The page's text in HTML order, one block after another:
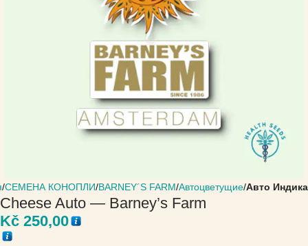
СЕМЕНА КОНОПЛИ BARNEY´S FARM Автоцветущие Авто Индика
Cheese Auto — Barney’s Farm
Kč 250,00